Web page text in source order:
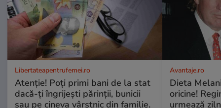
Libertateapentrufemei.ro
Atenție! Poți primi bani de la stat
dacă-ți îngrijești părinții, bunicii
sau pe cineva vârstnic din familie.
Avantaje.ro
Dieta
oricine!
urmează